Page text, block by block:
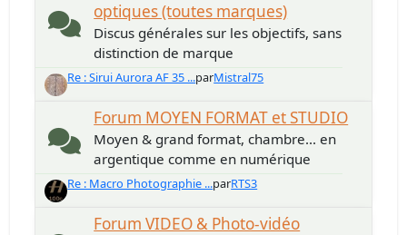
optiques (toutes marques)
Discus générales sur les objectifs, sans
distinction de marque
Re : Sirui Aurora AF 35 ...parMistral75
Forum MOYEN FORMAT et STUDIO
Moyen & grand format, chambre... en
argentique comme en numérique
Re : Macro Photographie ...parRTS3
Forum VIDEO & Photo-vidéo